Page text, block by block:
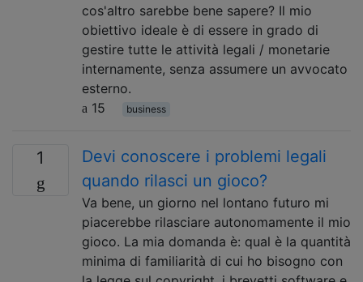
cos'altro sarebbe bene sapere? Il mio
obiettivo ideale è di essere in grado di
gestire tutte le attività legali / monetarie
internamente, senza assumere un avvocato
esterno.
15
business
1
Devi conoscere i problemi legali
quando rilasci un gioco?
Va bene, un giorno nel lontano futuro mi
piacerebbe rilasciare autonomamente il mio
gioco. La mia domanda è: qual è la quantità
minima di familiarità di cui ho bisogno con